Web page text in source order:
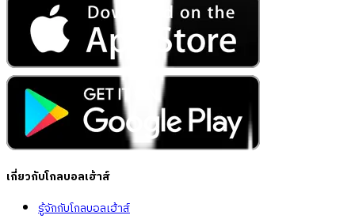
เกี่ยวกับโกลบอลเฮ้าส์
รู้จักกับโกลบอลเฮ้าส์